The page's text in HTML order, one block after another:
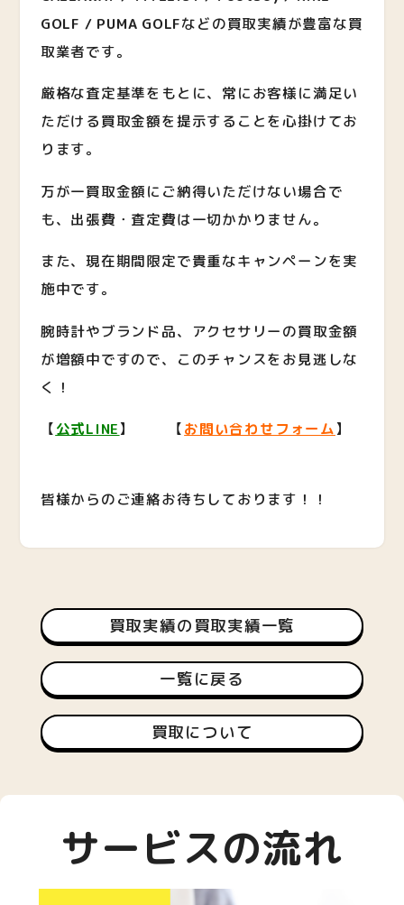
GOLF / PUMA GOLFなどの買取実績が豊富な買
取業者です。
厳格な査定基準をもとに、常にお客様に満足い
ただける買取金額を提示することを心掛けてお
ります。
万が一買取金額にご納得いただけない場合で
も、出張費・査定費は一切かかりません。
また、現在期間限定で貴重なキャンペーンを実
施中です。
腕時計やブランド品、アクセサリーの買取金額
が増額中ですので、このチャンスをお見逃しな
く！
【公式LINE】 【お問い合わせフォーム】
皆様からのご連絡お待ちしております！！
買取実績の買取実績一覧
一覧に戻る
買取について
サービスの流れ